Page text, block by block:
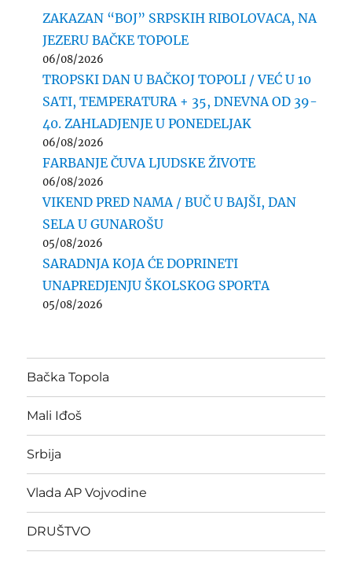
ZAKAZAN “BOJ” SRPSKIH RIBOLOVACA, NA
JEZERU BAČKE TOPOLE
06/08/2026
TROPSKI DAN U BAČKOJ TOPOLI / VEĆ U 10
SATI, TEMPERATURA + 35, DNEVNA OD 39-
40. ZAHLADJENJE U PONEDELJAK
06/08/2026
FARBANJE ČUVA LJUDSKE ŽIVOTE
06/08/2026
VIKEND PRED NAMA / BUČ U BAJŠI, DAN
SELA U GUNAROŠU
05/08/2026
SARADNJA KOJA ĆE DOPRINETI
UNAPREDJENJU ŠKOLSKOG SPORTA
05/08/2026
Bačka Topola
Mali Iđoš
Srbija
Vlada AP Vojvodine
DRUŠTVO